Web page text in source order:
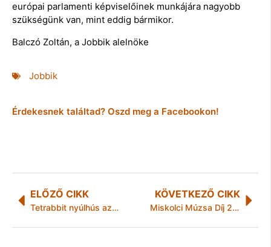
európai parlamenti képviselőinek munkájára nagyobb
szükségünk van, mint eddig bármikor.
Balczó Zoltán, a Jobbik alelnöke
Jobbik
Érdekesnek találtad? Oszd meg a Facebookon!
ELŐZŐ CIKK
Tetrabbit nyúlhús az Év Étterme Gálán
KÖVETKEZŐ CIKK
Miskolci Múzsa Díj 2011. Díjátadó Jubileumi Gálaműsor